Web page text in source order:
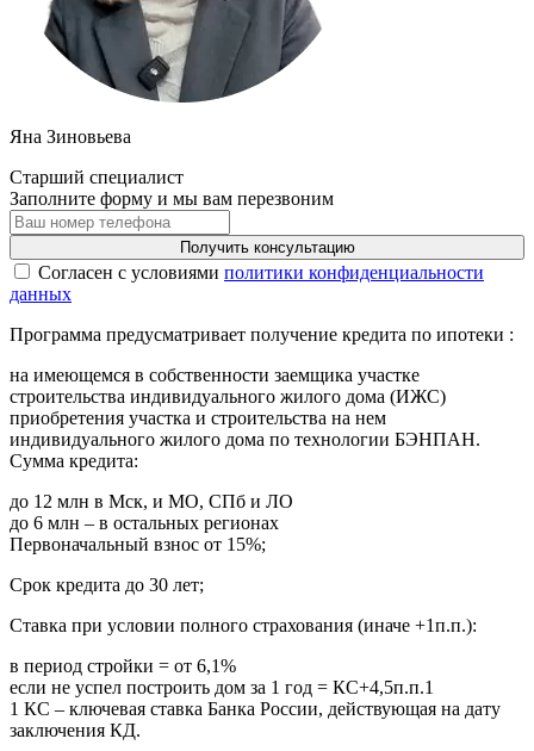
Яна Зиновьева
Старший специалист
Заполните форму и мы вам перезвоним
Получить консультацию
Cогласен с условиями политики конфиденциальности
данных
Программа предусматривает получение кредита по ипотеки :
на имеющемся в собственности заемщика участке
строительства индивидуального жилого дома (ИЖС)
приобретения участка и строительства на нем
индивидуального жилого дома по технологии БЭНПАН.
Сумма кредита:
до 12 млн в Мск, и МО, СПб и ЛО
до 6 млн – в остальных регионах
Первоначальный взнос от 15%;
Срок кредита до 30 лет;
Ставка при условии полного страхования (иначе +1п.п.):
в период стройки = от 6,1%
если не успел построить дом за 1 год = КС+4,5п.п.1
1 КС – ключевая ставка Банка России, действующая на дату
заключения КД.